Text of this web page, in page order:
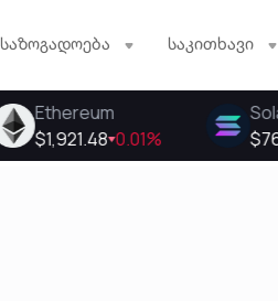
საზოგადოება საკითხავი